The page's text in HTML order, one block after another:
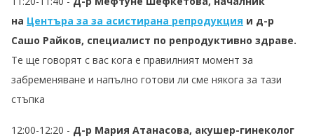
на Центъра за за асистирана репродукция и д-р
Сашо Райков, специалист по репродуктивно здраве.
Tе ще говорят с вас кога е правилният момент за
забременяване и напълно готови ли сме някога за тази
стъпка
12:00-12:20 - Д-р Мария Атанасова, акушер-гинеколог